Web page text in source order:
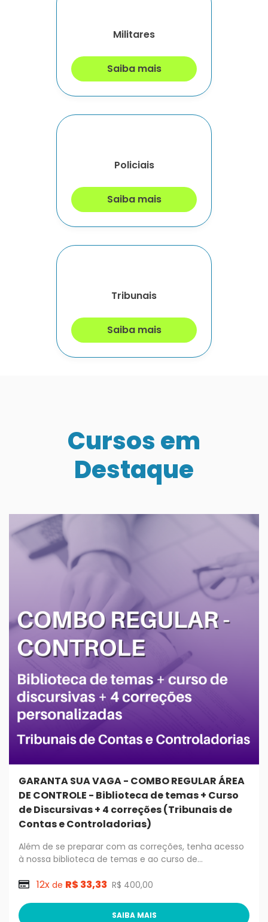
Militares
Saiba mais
Policiais
Saiba mais
Tribunais
Saiba mais
Cursos em
Destaque
GARANTA SUA VAGA - COMBO REGULAR ÁREA
DE CONTROLE - Biblioteca de temas + Curso
de Discursivas + 4 correções (Tribunais de
Contas e Controladorias)
Além de se preparar com as correções, tenha acesso
à nossa biblioteca de temas e ao curso de
escrever uma discursiva nota 10!
12x de R$ 33,33 R$ 400,00
SAIBA MAIS